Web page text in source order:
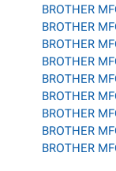
BROTHER
BROTHER
BROTHER
BROTHER
BROTHER
BROTHER
BROTHER
BROTHER
BROTHER